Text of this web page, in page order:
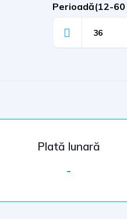
Perioadă(12-60
Plată lunară
-